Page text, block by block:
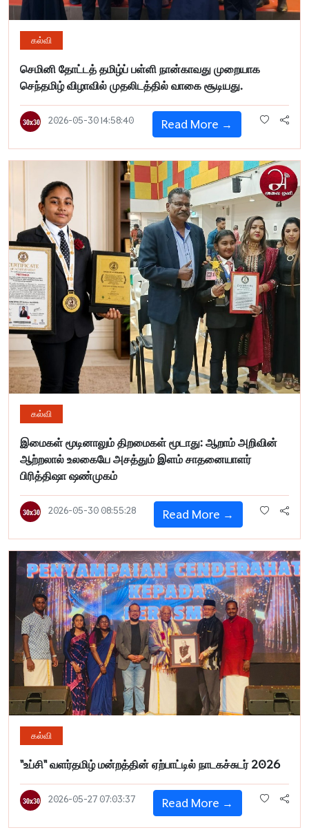
கல்வி
செமினி தோட்டத் தமிழ்ப் பள்ளி நான்காவது முறையாக
செந்தமிழ் விழாவில் முதலிடத்தில் வாகை சூடியது.
2026-05-30 14:58:40 Read More →
கல்வி
இமைகள் மூடினாலும் திறமைகள் மூடாது: ஆறாம் அறிவின்
ஆற்றலால் உலகையே அசத்தும் இளம் சாதனையாளர்
பிரித்திஷா ஷண்முகம்
2026-05-30 08:55:28 Read More →
கல்வி
"உப்சி" வளர்தமிழ் மன்றத்தின் ஏற்பாட்டில் நாடகச்சுடர் 2026
2026-05-27 07:03:37 Read More →